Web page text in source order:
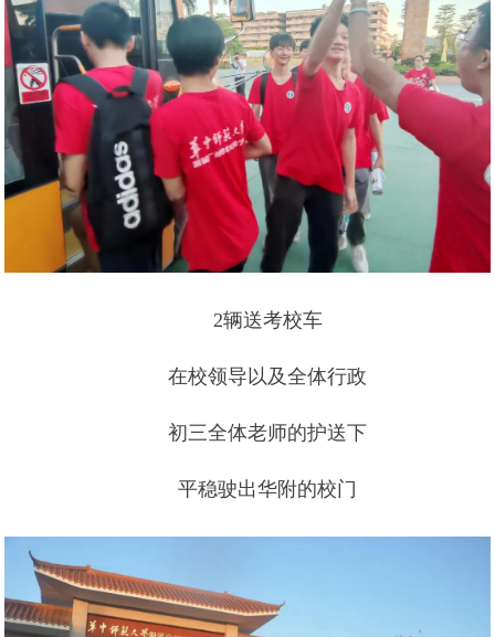
2辆送考校车
在校领导以及全体行政
初三全体老师的护送下
平稳驶出华附的校门